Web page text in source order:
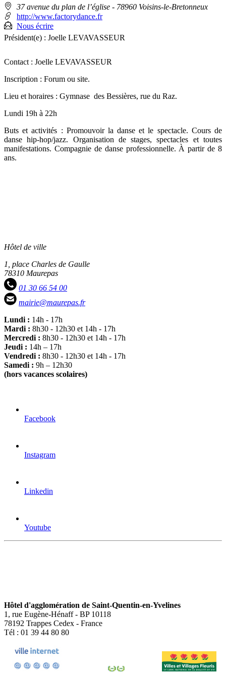
Adresse
:
37 avenue du plan de l’église - 78960 Voisins-le-Bretonneux
http://www.factorydance.fr
Nous écrire
Président(e) : Joelle LEVAVASSEUR
Contact : Joelle LEVAVASSEUR
Inscription : Forum ou site.
Lieu et horaires : Gymnase des Bessières, rue du Raz.
Lundi 19h à 22h
Buts et activités : Promouvoir la danse et le spectacle. Cours de
danse hip-hop/jazz. Organisation de stages, spectacles et toutes
manifestations. Compagnie de danse professionnelle. À partir de 8
ans.
Hôtel de ville
1, place Charles de Gaulle
78310 Maurepas
01 30 66 54 00
mairie@maurepas.fr
Lundi : 14h - 17h
Mardi : 8h30 - 12h30 et 14h - 17h
Mercredi : 8h30 - 12h30 et 14h - 17h
Jeudi : 14h – 17h
Vendredi : 8h30 - 12h30 et 14h - 17h
Samedi : 9h – 12h30
(hors vacances scolaires)
Facebook
Instagram
Linkedin
Youtube
Hôtel d'agglomération de Saint-Quentin-en-Yvelines
1, rue Eugène-Hénaff - BP 10118
78192 Trappes Cedex - France
Tél : 01 39 44 80 80